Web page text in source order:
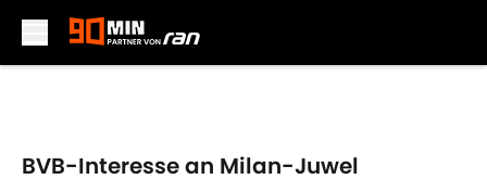
BVB-Interesse an Milan-Juwel